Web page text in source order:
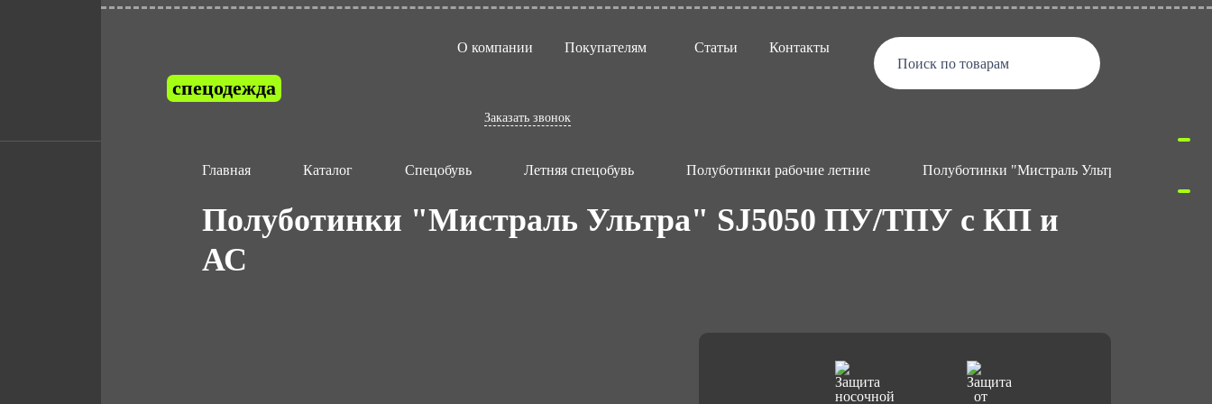
спецодежда
О компании Покупателям Статьи Контакты
Заказать звонок
Поиск по товарам
Главная Каталог Спецобувь Летняя спецобувь Полуботинки рабочие летние Полуботинки "Мистраль Ультра" SJ5050
Полуботинки "Мистраль Ультра" SJ5050 ПУ/ТПУ с КП и
АС